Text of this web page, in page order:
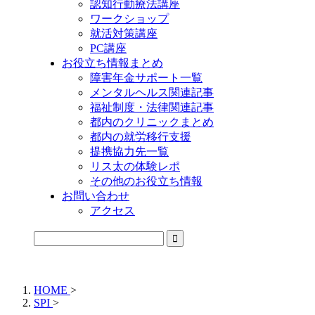
認知行動療法講座
ワークショップ
就活対策講座
PC講座
お役立ち情報まとめ
障害年金サポート一覧
メンタルヘルス関連記事
福祉制度・法律関連記事
都内のクリニックまとめ
都内の就労移行支援
提携協力先一覧
リス太の体験レポ
その他のお役立ち情報
お問い合わせ
アクセス
HOME >
SPI >